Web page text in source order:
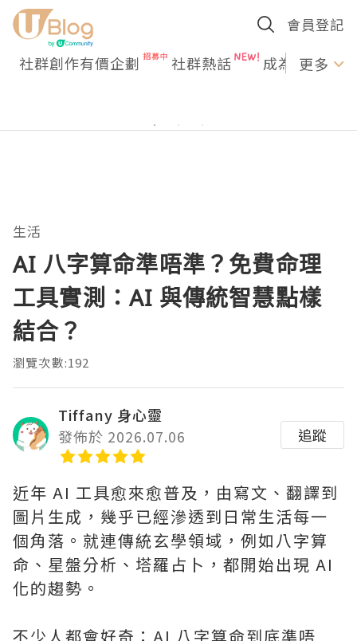
會員登記
社群創作有價企劃 社群熱話 成為U更多
生活
AI 八字算命準唔準？免費命理
工具實測：AI 與傳統智慧點樣
結合？
瀏覽次數:192
Tiffany 身心靈
發佈於 2026.07.06
追蹤
近年 AI 工具愈來愈普及，由寫文、翻譯到
圖片生成，幾乎已經滲透到日常生活每一
個角落。就連傳統玄學領域，例如八字算
命、星盤分析、塔羅占卜，都開始出現 AI
化的趨勢。
不少人都會好奇：AI 八字算命到底準唔